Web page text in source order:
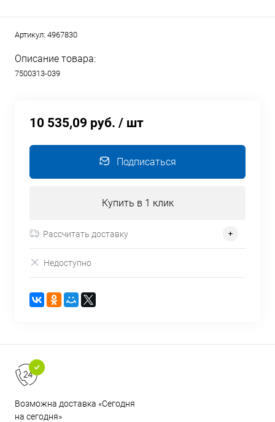
Артикул: 4967830
Описание товара:
7500313-039
10 535,09 руб. / шт
Подписаться
Купить в 1 клик
Рассчитать доставку
Недоступно
Возможна доставка «Сегодня
на сегодня»